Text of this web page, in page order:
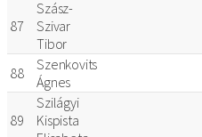
87
Szász-
Szivar
Tibor
88
Szenkovits
Ágnes
89
Szilágyi
Kispista